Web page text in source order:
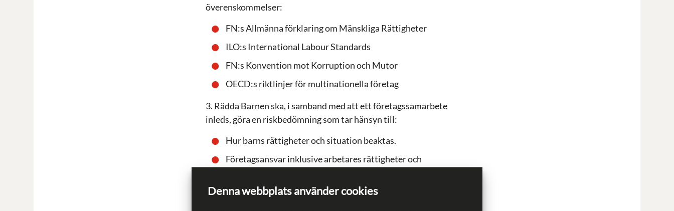
Denna webbplats använder cookies
överenskommelser:
FN:s Allmänna förklaring om Mänskliga Rättigheter
ILO:s International Labour Standards
FN:s Konvention mot Korruption och Mutor
OECD:s riktlinjer för multinationella företag
3. Rädda Barnen ska, i samband med att ett företagssamarbete
inleds, göra en riskbedömning som tar hänsyn till:
Hur barns rättigheter och situation beaktas.
Företagsansvar inklusive arbetares rättigheter och
Kontroversiella produkter som till exempel